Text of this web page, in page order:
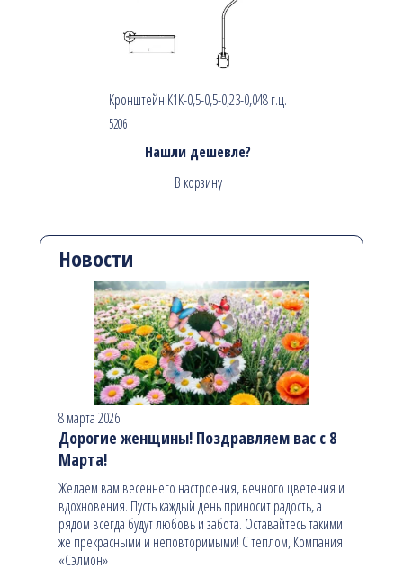
Кронштейн К1К-0,5-0,5-0,23-0,048 г.ц.
5206
Нашли дешевле?
В корзину
Новости
8 марта 2026
Дорогие женщины! Поздравляем вас с 8
Марта!
Желаем вам весеннего настроения, вечного цветения и
вдохновения. Пусть каждый день приносит радость, а
рядом всегда будут любовь и забота. Оставайтесь такими
же прекрасными и неповторимыми! С теплом, Компания
«Сэлмон»